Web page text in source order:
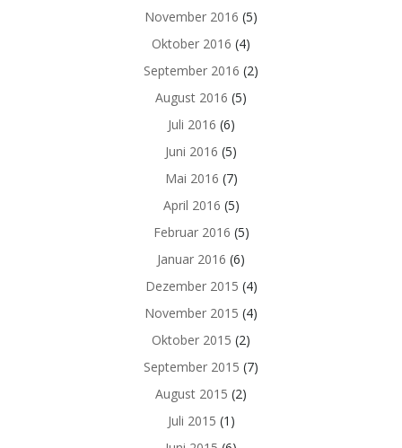
November 2016 (5)
Oktober 2016 (4)
September 2016 (2)
August 2016 (5)
Juli 2016 (6)
Juni 2016 (5)
Mai 2016 (7)
April 2016 (5)
Februar 2016 (5)
Januar 2016 (6)
Dezember 2015 (4)
November 2015 (4)
Oktober 2015 (2)
September 2015 (7)
August 2015 (2)
Juli 2015 (1)